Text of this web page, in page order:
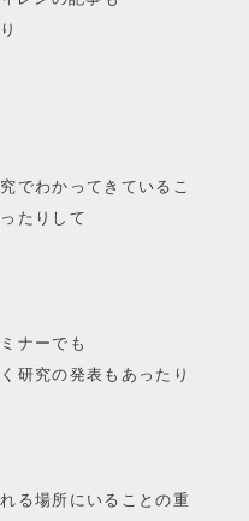
でわかってきているこ
たりして
ナーでも
研究の発表もあったり
る場所にいることの重